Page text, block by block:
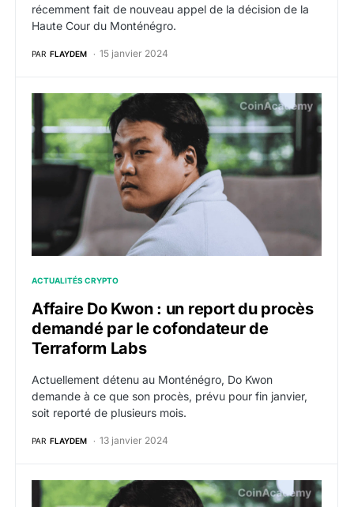
récemment fait de nouveau appel de la décision de la
Haute Cour du Monténégro.
PAR FLAYDEM 15 janvier 2024
Affaire Do Kwon : un report du procès demandé par
ACTUALITÉS CRYPTO
Affaire Do Kwon : un report du procès
demandé par le cofondateur de
Terraform Labs
Actuellement détenu au Monténégro, Do Kwon
demande à ce que son procès, prévu pour fin janvier,
soit reporté de plusieurs mois.
PAR FLAYDEM 13 janvier 2024
Affaire Terraform Labs : le juge donne raison à la SEC